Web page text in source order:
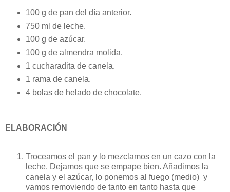
100 g de pan del día anterior.
750 ml de leche.
100 g de azúcar.
100 g de almendra molida.
1 cucharadita de canela.
1 rama de canela.
4 bolas de helado de chocolate.
ELABORACIÓN
Troceamos el pan y lo mezclamos en un cazo con la
leche. Dejamos que se empape bien. Añadimos la
canela y el azúcar, lo ponemos al fuego (medio) y
vamos removiendo de tanto en tanto hasta que